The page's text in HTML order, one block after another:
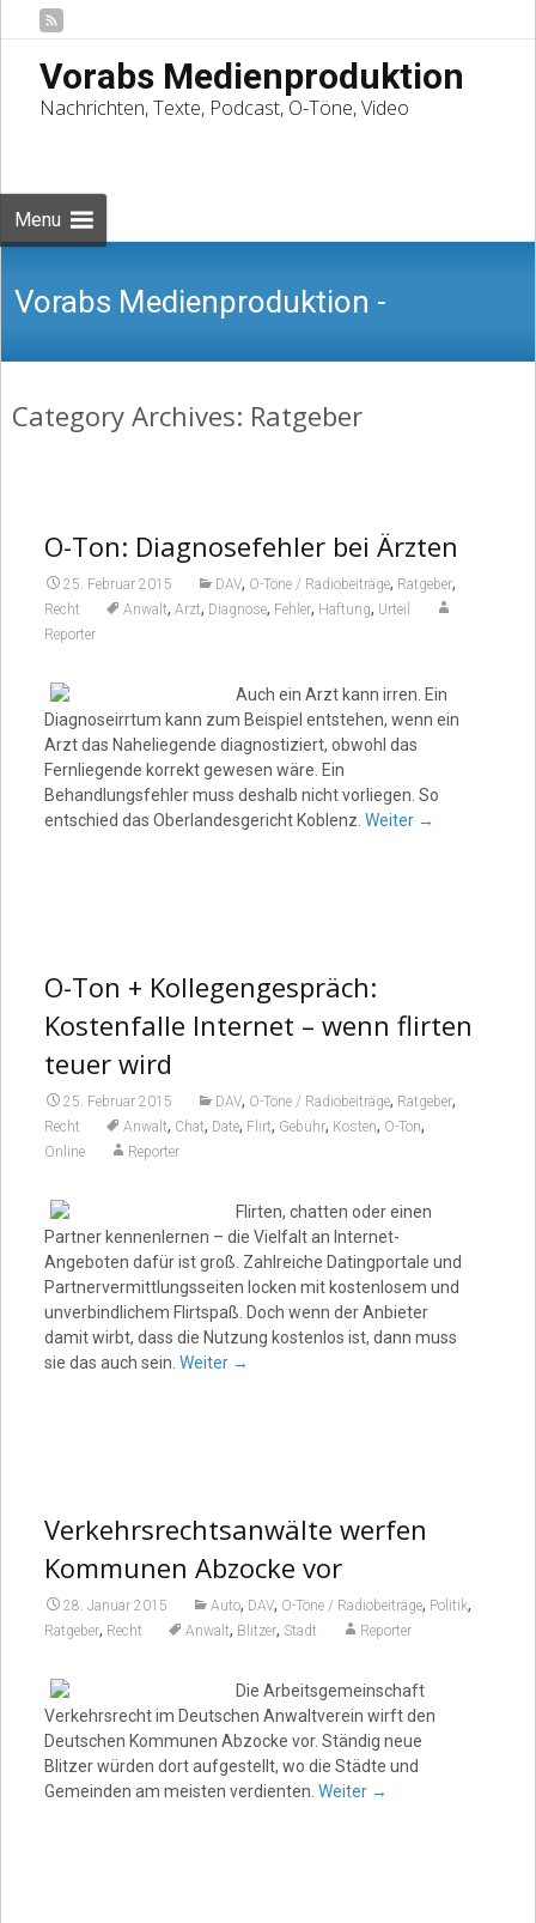
Vorabs Medienproduktion
Nachrichten, Texte, Podcast, O-Töne, Video
Menu
Vorabs Medienproduktion -
Nachrichten, Texte, Podcast, O-Töne,
Video
Category Archives: Ratgeber
O-Ton: Diagnosefehler bei Ärzten
25. Februar 2015 DAV, O-Töne / Radiobeiträge, Ratgeber,
Recht Anwalt, Arzt, Diagnose, Fehler, Haftung, Urteil
Reporter
Auch ein Arzt kann irren. Ein
Diagnoseirrtum kann zum Beispiel entstehen, wenn ein
Arzt das Naheliegende diagnostiziert, obwohl das
Fernliegende korrekt gewesen wäre. Ein
Behandlungsfehler muss deshalb nicht vorliegen. So
entschied das Oberlandesgericht Koblenz. Weiter →
O-Ton + Kollegengespräch:
Kostenfalle Internet – wenn flirten
teuer wird
25. Februar 2015 DAV, O-Töne / Radiobeiträge, Ratgeber,
Recht Anwalt, Chat, Date, Flirt, Gebühr, Kosten, O-Ton,
Online Reporter
Flirten, chatten oder einen
Partner kennenlernen – die Vielfalt an Internet-
Angeboten dafür ist groß. Zahlreiche Datingportale und
Partnervermittlungsseiten locken mit kostenlosem und
unverbindlichem Flirtspaß. Doch wenn der Anbieter
damit wirbt, dass die Nutzung kostenlos ist, dann muss
sie das auch sein. Weiter →
Verkehrsrechtsanwälte werfen
Kommunen Abzocke vor
28. Januar 2015 Auto, DAV, O-Töne / Radiobeiträge, Politik,
Ratgeber, Recht Anwalt, Blitzer, Stadt Reporter
Die Arbeitsgemeinschaft
Verkehrsrecht im Deutschen Anwaltverein wirft den
Deutschen Kommunen Abzocke vor. Ständig neue
Blitzer würden dort aufgestellt, wo die Städte und
Gemeinden am meisten verdienten. Weiter →